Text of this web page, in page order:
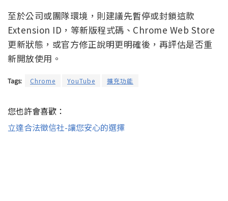
至於公司或團隊環境，則建議先暫停或封鎖這款
Extension ID，等新版程式碼、Chrome Web Store
更新狀態，或官方修正說明更明確後，再評估是否重
新開放使用。
Tags: Chrome YouTube 擴充功能
您也許會喜歡：
立達合法徵信社-讓您安心的選擇